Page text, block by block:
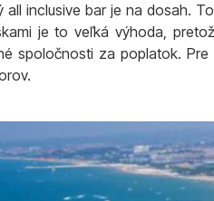
all inclusive bar je na dosah.
je to veľká výhoda,
spoločnosti za poplatok.